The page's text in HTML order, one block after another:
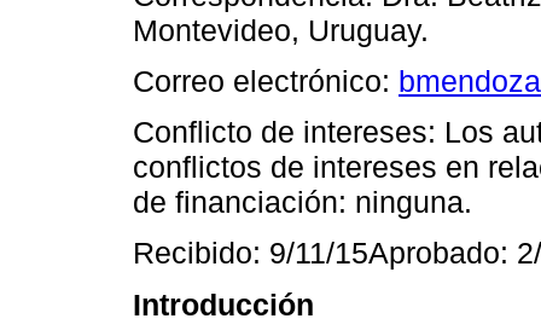
Montevideo, Uruguay.
Correo electrónico:
Conflicto de intereses: Los
conflictos de intereses en
de financiación: ninguna.
Recibido: 9/11/15Aprobado:
Introducción